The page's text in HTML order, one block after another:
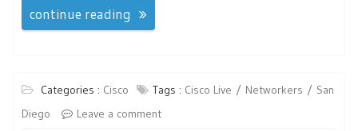
continue reading
Categories : Cisco Tags : Cisco Live Networkers
San
Diego
Leave a comment